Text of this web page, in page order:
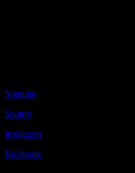
Youtube
Spotify
Instagram
Facebook